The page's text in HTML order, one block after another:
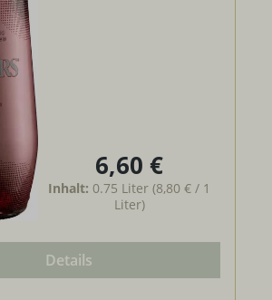
Regulärer Preis:
6,60 €
Inhalt: 0.75 Liter(8,80 € / 1
Liter)
Details